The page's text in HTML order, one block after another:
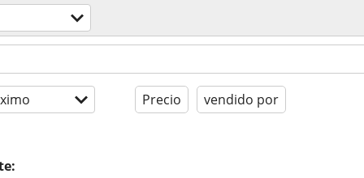
Precio vendido por